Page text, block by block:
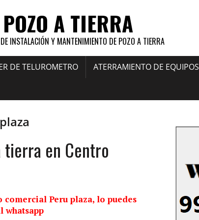
POZO A TIERRA
INSTALACIÓN Y MANTENIMIENTO DE POZO A TIERRA
DE TELUROMETRO ATERRAMIENTO DE EQUIPOS
tierra en Centro
Peru plaza, lo puedes
whatsapp